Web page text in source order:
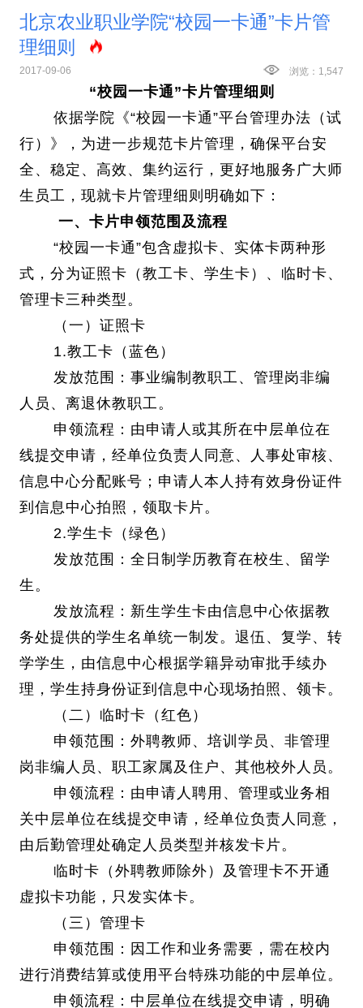
北京农业职业学院“校园一卡通”卡片管
理细则
2017-09-06 浏览： 1,547
“校园一卡通”卡片管理细则
依据学院《“校园一卡通”平台管理办法（试
行）》，为进一步规范卡片管理，确保平台安
全、稳定、高效、集约运行，更好地服务广大师
生员工，现就卡片管理细则明确如下：
一、卡片申领范围及流程
“校园一卡通”包含虚拟卡、实体卡两种形
式，分为证照卡（教工卡、学生卡）、临时卡、
管理卡三种类型。
（一）证照卡
1.教工卡（蓝色）
发放范围：事业编制教职工、管理岗非编
人员、离退休教职工。
申领流程：由申请人或其所在中层单位在
线提交申请，经单位负责人同意、人事处审核、
信息中心分配账号；申请人本人持有效身份证件
到信息中心拍照，领取卡片。
2.学生卡（绿色）
发放范围：全日制学历教育在校生、留学
生。
发放流程：新生学生卡由信息中心依据教
务处提供的学生名单统一制发。退伍、复学、转
学学生，由信息中心根据学籍异动审批手续办
理，学生持身份证到信息中心现场拍照、领卡。
（二）临时卡（红色）
申领范围：外聘教师、培训学员、非管理
岗非编人员、职工家属及住户、其他校外人员。
申领流程：由申请人聘用、管理或业务相
关中层单位在线提交申请，经单位负责人同意，
由后勤管理处确定人员类型并核发卡片。
临时卡（外聘教师除外）及管理卡不开通
虚拟卡功能，只发实体卡。
（三）管理卡
申领范围：因工作和业务需要，需在校内
进行消费结算或使用平台特殊功能的中层单位。
申领流程：中层单位在线提交申请，明确